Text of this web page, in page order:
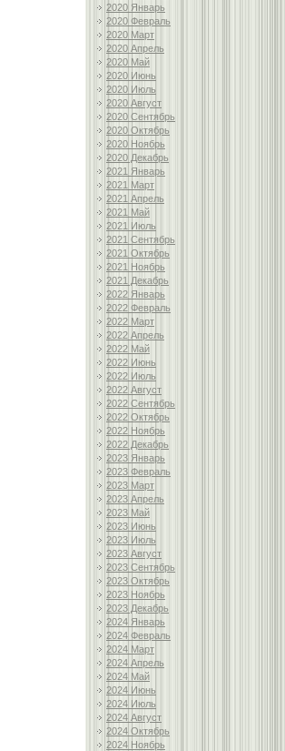
2020 Январь
2020 Февраль
2020 Март
2020 Апрель
2020 Май
2020 Июнь
2020 Июль
2020 Август
2020 Сентябрь
2020 Октябрь
2020 Ноябрь
2020 Декабрь
2021 Январь
2021 Март
2021 Апрель
2021 Май
2021 Июль
2021 Сентябрь
2021 Октябрь
2021 Ноябрь
2021 Декабрь
2022 Январь
2022 Февраль
2022 Март
2022 Апрель
2022 Май
2022 Июнь
2022 Июль
2022 Август
2022 Сентябрь
2022 Октябрь
2022 Ноябрь
2022 Декабрь
2023 Январь
2023 Февраль
2023 Март
2023 Апрель
2023 Май
2023 Июнь
2023 Июль
2023 Август
2023 Сентябрь
2023 Октябрь
2023 Ноябрь
2023 Декабрь
2024 Январь
2024 Февраль
2024 Март
2024 Апрель
2024 Май
2024 Июнь
2024 Июль
2024 Август
2024 Октябрь
2024 Ноябрь